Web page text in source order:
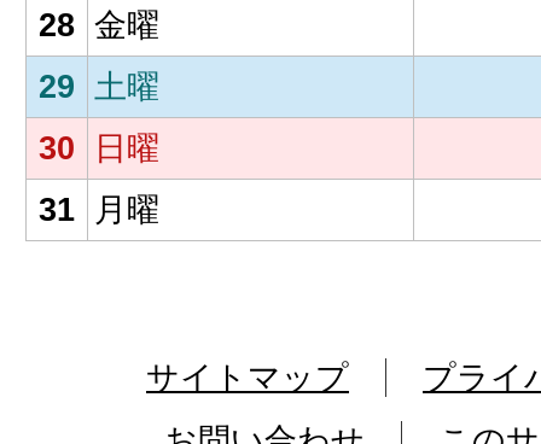
28 金曜
29
土曜
30
日曜
31
月曜
サイトマップ
プライ